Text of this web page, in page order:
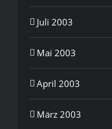
Juli 2003
Mai 2003
April 2003
März 2003